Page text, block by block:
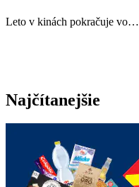
Leto v kinách pokračuje vo…
Najčítanejšie